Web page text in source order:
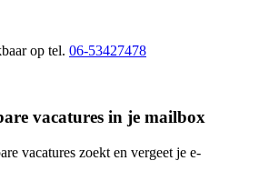
op tel. 06-53427478
vacatures in je mailbox
vacatures zoekt en vergeet je e-